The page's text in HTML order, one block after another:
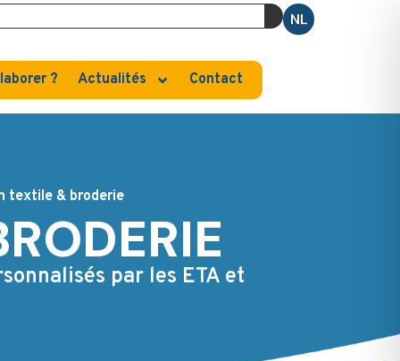
NL
? Actualités Contact
textile & broderie
par les ETA et